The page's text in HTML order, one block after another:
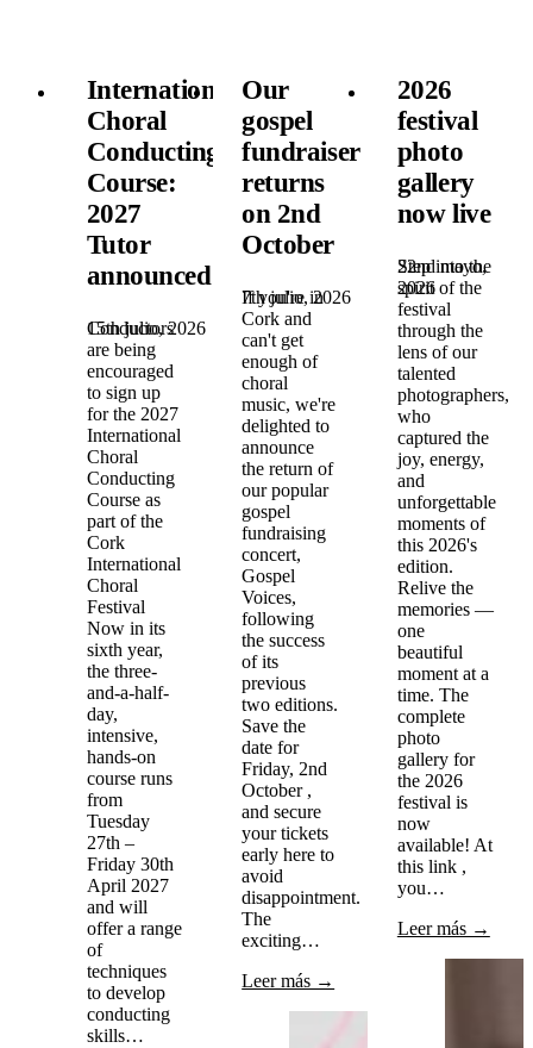
International
Choral
Conducting
Course:
2027
Tutor
announced!
15th julio, 2026
Conductors
are being
encouraged
to sign up
for the 2027
International
Choral
Conducting
Course as
part of the
Cork
International
Choral
Festival
Now in its
sixth year,
the three-
and-a-half-
day,
intensive,
hands-on
course runs
from
Tuesday
27th –
Friday 30th
April 2027
and will
offer a range
of
techniques
to develop
conducting
skills…
Our
gospel
fundraiser
returns
on 2nd
October
7th julio, 2026
If you're in
Cork and
can't get
enough of
choral
music, we're
delighted to
announce
the return of
our popular
gospel
fundraising
concert,
Gospel
Voices,
following
the success
of its
previous
two editions.
Save the
date for
Friday, 2nd
October ,
and secure
your tickets
early here to
avoid
disappointment.
The
exciting…
Leer más →
2026
festival
photo
gallery
now live
22nd mayo,
2026
Step into the
spirit of the
festival
through the
lens of our
talented
photographers,
who
captured the
joy, energy,
and
unforgettable
moments of
this 2026's
edition.
Relive the
memories —
one
beautiful
moment at a
time. The
complete
photo
gallery for
the 2026
festival is
now
available! At
this link ,
you…
Leer más →